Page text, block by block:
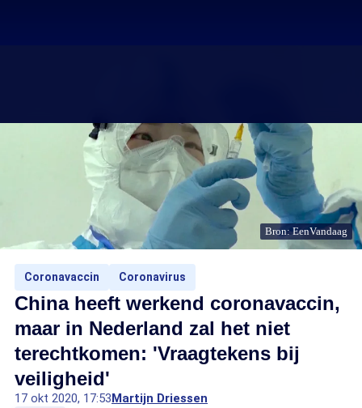
Bron: EenVandaag
Coronavaccin Coronavirus
China heeft werkend coronavaccin,
maar in Nederland zal het niet
terechtkomen: 'Vraagtekens bij
veiligheid'
17 okt 2020, 17:53Martijn Driessen